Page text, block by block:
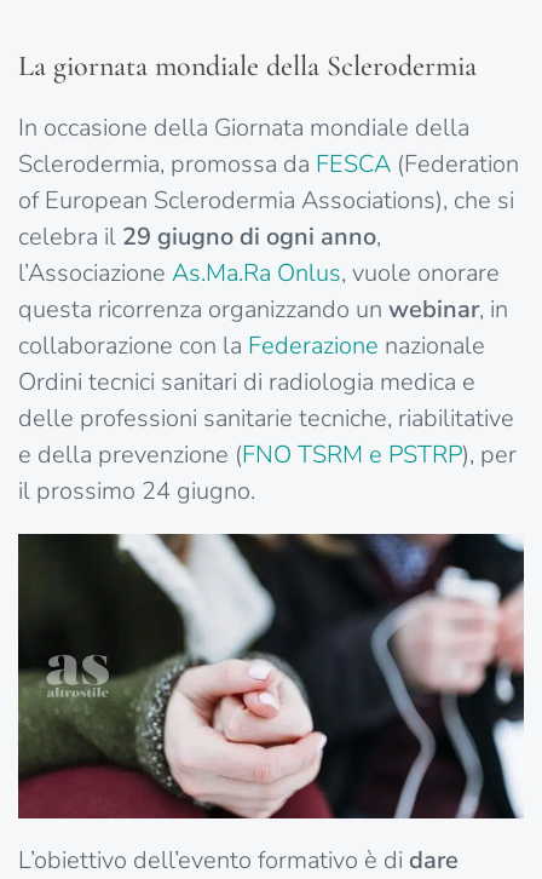
La giornata mondiale della Sclerodermia
In occasione della Giornata mondiale della
Sclerodermia, promossa da FESCA (Federation
of European Sclerodermia Associations), che si
celebra il 29 giugno di ogni anno,
l’Associazione As.Ma.Ra Onlus, vuole onorare
questa ricorrenza organizzando un webinar, in
collaborazione con la Federazione nazionale
Ordini tecnici sanitari di radiologia medica e
delle professioni sanitarie tecniche, riabilitative
e della prevenzione (FNO TSRM e PSTRP), per
il prossimo 24 giugno.
L’obiettivo dell’evento formativo è di dare